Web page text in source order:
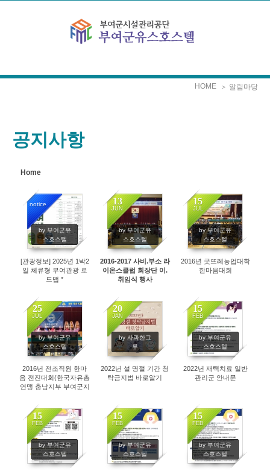
HOME ＞ 알림마당
공지사항
Home
notice
by 부여군유
스호스텔
2176
[관광정보] 2025년 1박2
일 체류형 부여관광 로
드맵 *
13
JUN
by 부여군유
스호스텔
2629
2016-2017 사비.부소 라
이온스클럽 회장단 이.
취임식 행사
15
JUL
by 부여군유
스호스텔
2828
2016년 굿뜨레농업대학
한마음대회
25
JUL
by 부여군유
스호스텔
3534
2016년 전조직원 한마
음 전진대회(한국자유총
연맹 충남지부 부여군지
20
JAN
by 사과한그
루
3638
2022년 설 명절 기간 청
탁금지법 바로알기
15
FEB
by 부여군유
스호스텔
3252
2022년 재택치료 일반
관리군 안내문
15
FEB
by 부여군유
스호스텔
3660
15
FEB
by 부여군유
스호스텔
3526
15
FEB
by 부여군유
스호스텔
3296